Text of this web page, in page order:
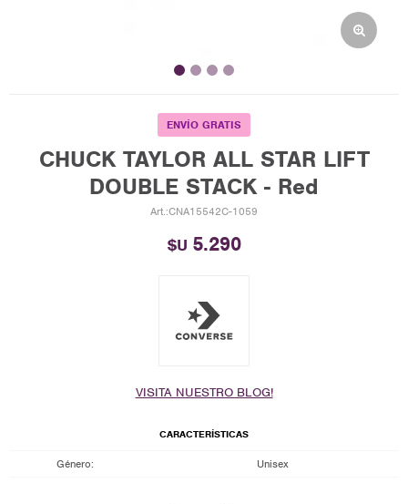
ENVÍO GRATIS
CHUCK TAYLOR ALL STAR LIFT
DOUBLE STACK - Red
CNA15542C-1059
$U 5.290
VISITA NUESTRO BLOG!
CARACTERÍSTICAS
Género Unisex